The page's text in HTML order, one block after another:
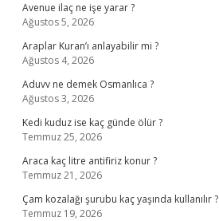
Avenue ilaç ne işe yarar ?
Ağustos 5, 2026
Araplar Kuran’ı anlayabilir mi ?
Ağustos 4, 2026
Aduvv ne demek Osmanlıca ?
Ağustos 3, 2026
Kedi kuduz ise kaç günde ölür ?
Temmuz 25, 2026
Araca kaç litre antifiriz konur ?
Temmuz 21, 2026
Çam kozalağı şurubu kaç yaşında kullanılır ?
Temmuz 19, 2026